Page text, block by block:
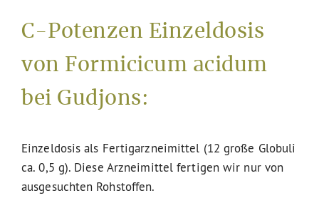
C-Potenzen Einzeldosis
von Formicicum acidum
bei Gudjons:
Einzeldosis als Fertigarzneimittel (12 große Globuli
ca. 0,5 g). Diese Arzneimittel fertigen wir nur von
ausgesuchten Rohstoffen.